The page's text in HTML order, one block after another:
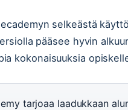
selkeästä
pääsee hyvin
kokonaisuuksia
tarjoaa laadukkaan